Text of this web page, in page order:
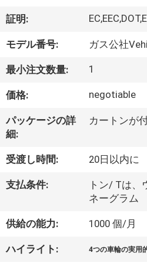
ク
ト
達
に
つ
い
工
証明:
モデル番号: ガス公社
最小注文数量: 1
価格: negotiable
パッケージの詳
細:
カートンが
受渡し時間: 20日以内に
支払条件:
トン/ Tは、
ネーグラム
供給の能力: 1000 個/月
ハイライト: 4つの車輪の実用